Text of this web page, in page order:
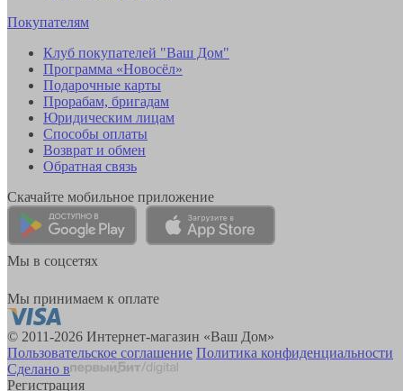
Покупателям
Клуб покупателей "Ваш Дом"
Программа «Новосёл»
Подарочные карты
Прорабам, бригадам
Юридическим лицам
Способы оплаты
Возврат и обмен
Обратная связь
Скачайте мобильное приложение
Мы в соцсетях
Мы принимаем к оплате
© 2011-2026 Интернет-магазин «Ваш Дом»
Пользовательское соглашение Политика конфиденциальности
Сделано в
Регистрация